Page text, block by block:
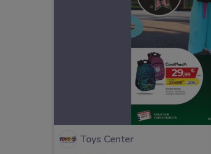
Toys Center